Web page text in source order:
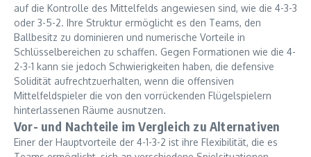
auf die Kontrolle des Mittelfelds angewiesen sind, wie die 4-3-3
oder 3-5-2. Ihre Struktur ermöglicht es den Teams, den
Ballbesitz zu dominieren und numerische Vorteile in
Schlüsselbereichen zu schaffen. Gegen Formationen wie die 4-
2-3-1 kann sie jedoch Schwierigkeiten haben, die defensive
Solidität aufrechtzuerhalten, wenn die offensiven
Mittelfeldspieler die von den vorrückenden Flügelspielern
hinterlassenen Räume ausnutzen.
Vor- und Nachteile im Vergleich zu Alternativen
Einer der Hauptvorteile der 4-1-3-2 ist ihre Flexibilität, die es